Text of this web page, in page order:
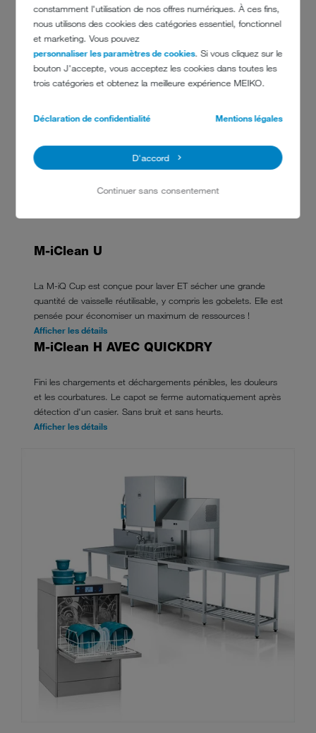
constamment l'utilisation de nos offres numériques. À ces fins,
nous utilisons des cookies des catégories essentiel, fonctionnel
et marketing. Vous pouvez
personnaliser les paramètres de cookies. Si vous cliquez sur le
bouton J'accepte, vous acceptez les cookies dans toutes les
trois catégories et obtenez la meilleure expérience MEIKO.
Déclaration de confidentialité Mentions légales
D'accord
Continuer sans consentement
POUR LAVER DE LA VAISSELLE
M-iClean U
La M-iQ Cup est conçue pour laver ET sécher une grande
quantité de vaisselle réutilisable, y compris les gobelets. Elle est
pensée pour économiser un maximum de ressources !
Afficher les détails
M-iClean H AVEC QUICKDRY
Fini les chargements et déchargements pénibles, les douleurs
et les courbatures. Le capot se ferme automatiquement après
détection d'un casier. Sans bruit et sans heurts.
Afficher les détails